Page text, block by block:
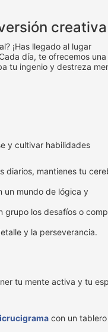
creativa
¡Has llegado al lugar
día, te ofrecemos una
tu ingenio y destreza
y cultivar habilidades
diarios, mantienes tu
un mundo de lógica y
grupo los desafíos o
y la perseverancia.
tu mente activa y tu
con un